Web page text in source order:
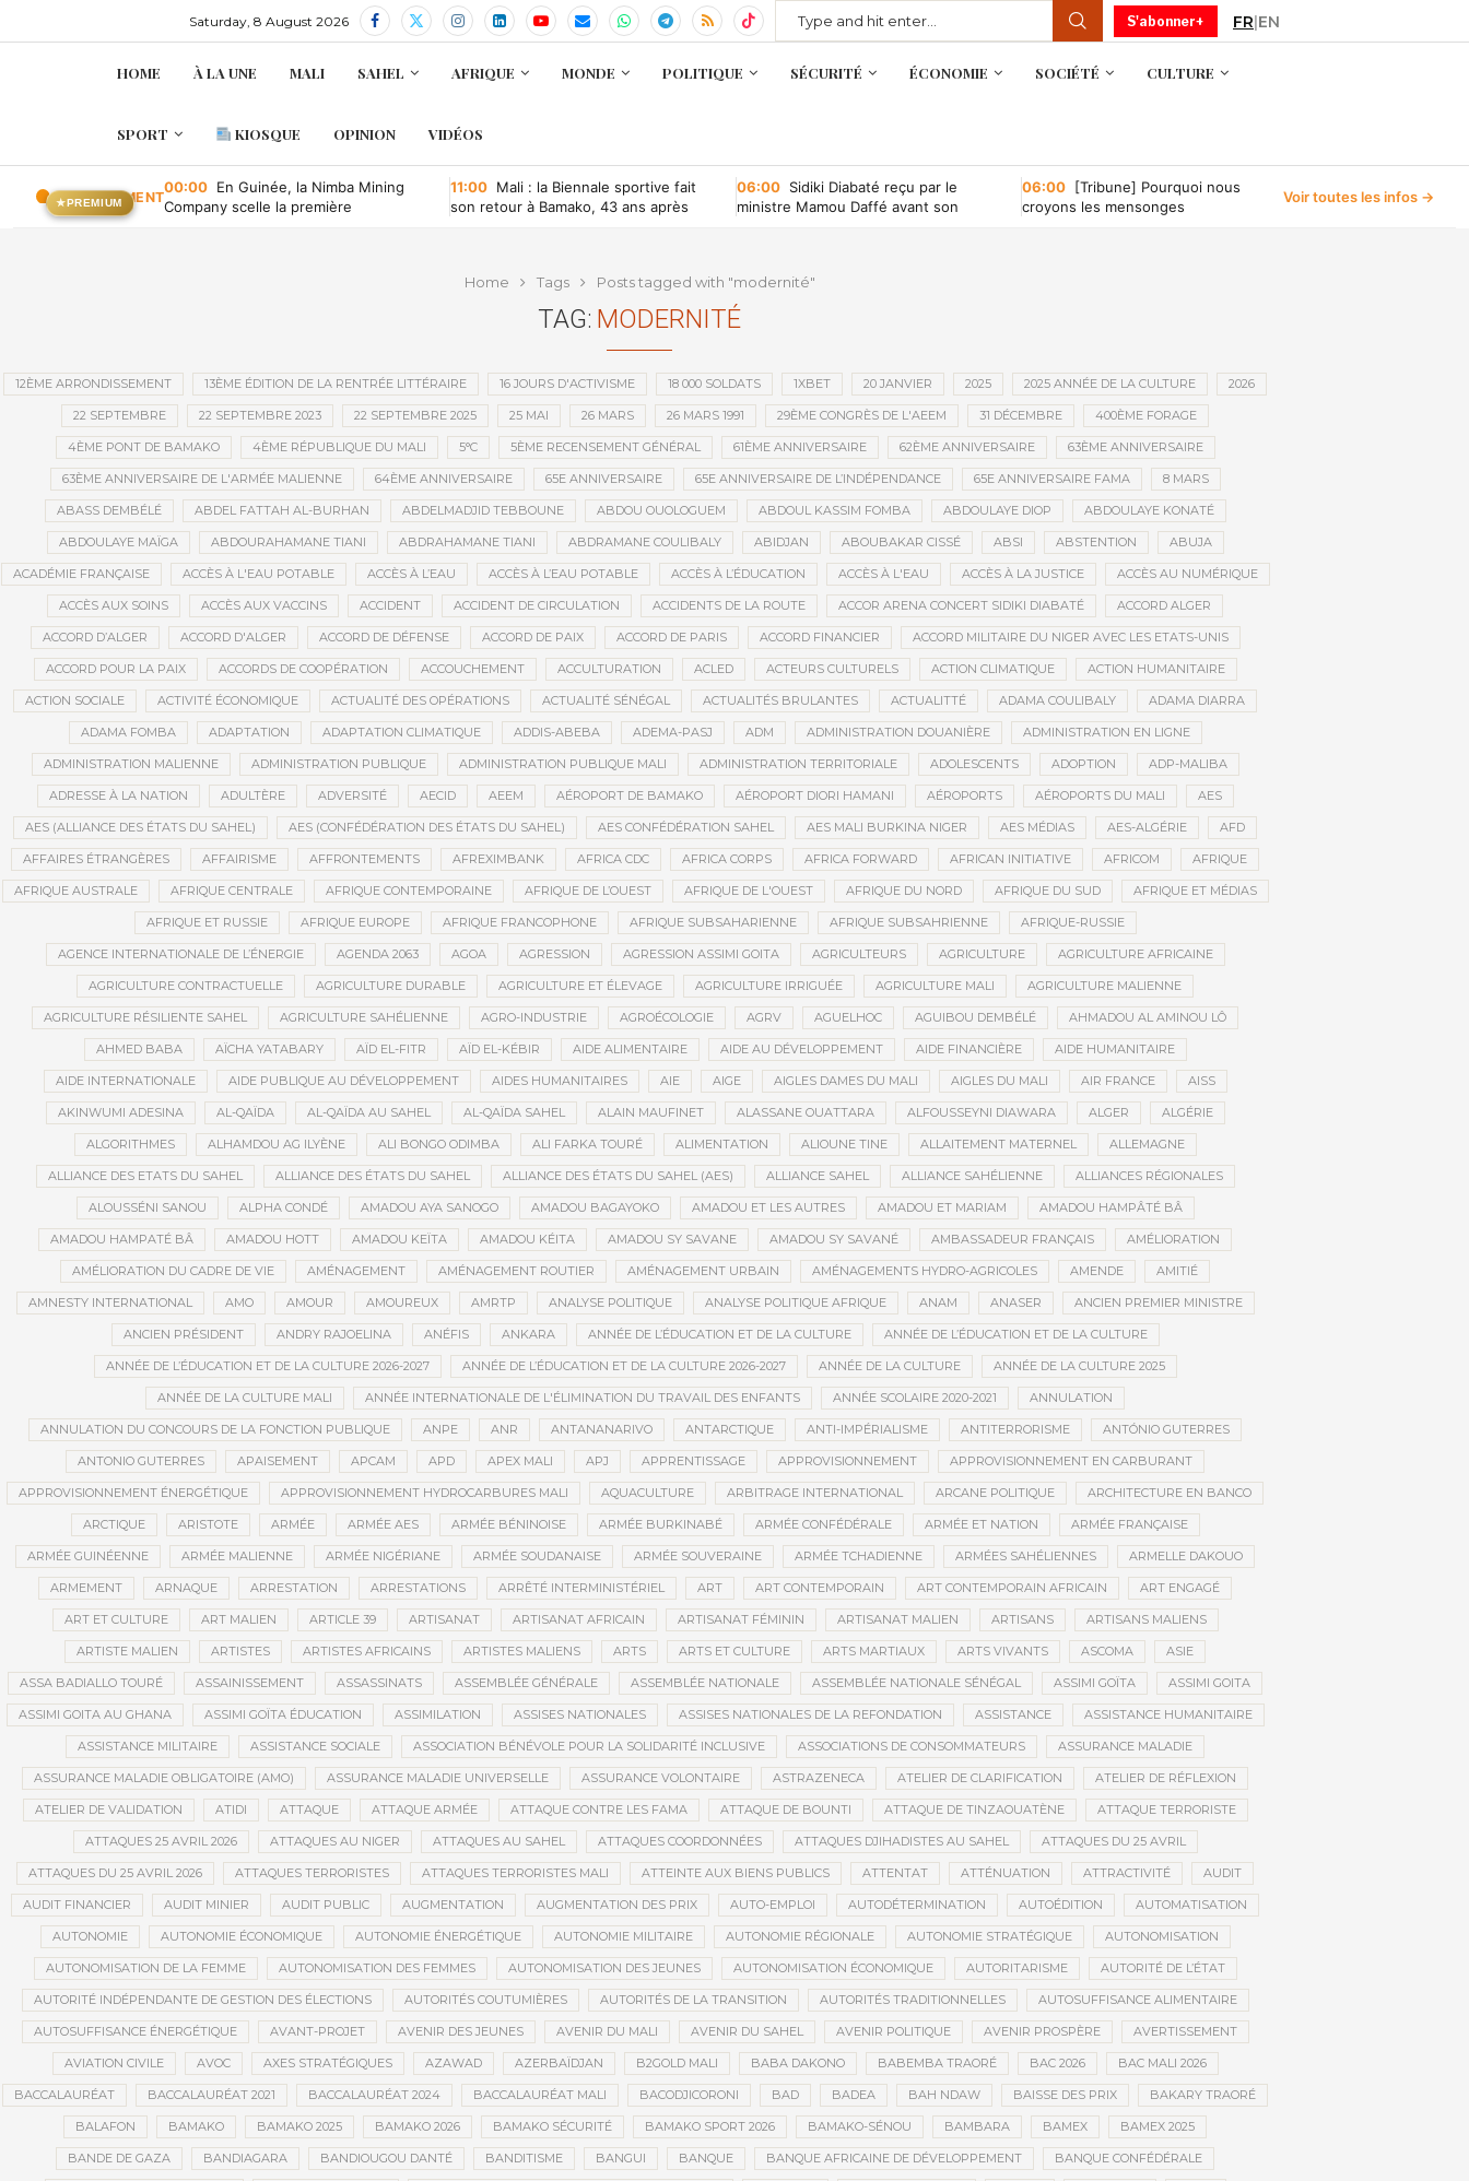
Saturday, 8 August 2026 S'abonner+ FR|EN
HOME À LA UNE MALI SAHEL AFRIQUE MONDE POLITIQUE SÉCURITÉ ÉCONOMIE SOCIÉTÉ CULTURE
SPORT KIOSQUE OPINION VIDÉOS
EN CE MOMENT
★PREMIUM
00:00 En Guinée, la Nimba Mining
Company scelle la première
11:00 Mali : la Biennale sportive fait
son retour à Bamako, 43 ans après
06:00 Sidiki Diabaté reçu par le
ministre Mamou Daffé avant son
06:00 [Tribune] Pourquoi nous
croyons les mensonges
Voir toutes les infos →
Home Tags Posts tagged with "modernité"
TAG: MODERNITÉ
12ÈME ARRONDISSEMENT 13ÈME ÉDITION DE LA RENTRÉE LITTÉRAIRE 16 JOURS D'ACTIVISME 18 000 SOLDATS 1XBET 20 JANVIER 2025 2025 ANNÉE DE LA CULTURE 2026
22 SEPTEMBRE 22 SEPTEMBRE 2023 22 SEPTEMBRE 2025 25 MAI 26 MARS 26 MARS 1991 29ÈME CONGRÈS DE L'AEEM 31 DÉCEMBRE 400ÈME FORAGE
4ÈME PONT DE BAMAKO 4ÈME RÉPUBLIQUE DU MALI 5°C 5ÈME RECENSEMENT GÉNÉRAL 61ÈME ANNIVERSAIRE 62ÈME ANNIVERSAIRE 63ÈME ANNIVERSAIRE
63ÈME ANNIVERSAIRE DE L'ARMÉE MALIENNE 64ÈME ANNIVERSAIRE 65E ANNIVERSAIRE 65E ANNIVERSAIRE DE L’INDÉPENDANCE 65E ANNIVERSAIRE FAMA 8 MARS
ABASS DEMBÉLÉ ABDEL FATTAH AL-BURHAN ABDELMADJID TEBBOUNE ABDOU OUOLOGUEM ABDOUL KASSIM FOMBA ABDOULAYE DIOP ABDOULAYE KONATÉ
ABDOULAYE MAÏGA ABDOURAHAMANE TIANI ABDRAHAMANE TIANI ABDRAMANE COULIBALY ABIDJAN ABOUBAKAR CISSÉ ABSI ABSTENTION ABUJA
ACADÉMIE FRANÇAISE ACCÈS À L'EAU POTABLE ACCÈS À L’EAU ACCÈS À L’EAU POTABLE ACCÈS À L’ÉDUCATION ACCÈS À L'EAU ACCÈS À LA JUSTICE ACCÈS AU NUMÉRIQUE
ACCÈS AUX SOINS ACCÈS AUX VACCINS ACCIDENT ACCIDENT DE CIRCULATION ACCIDENTS DE LA ROUTE ACCOR ARENA CONCERT SIDIKI DIABATÉ ACCORD ALGER
ACCORD D’ALGER ACCORD D'ALGER ACCORD DE DÉFENSE ACCORD DE PAIX ACCORD DE PARIS ACCORD FINANCIER ACCORD MILITAIRE DU NIGER AVEC LES ETATS-UNIS
ACCORD POUR LA PAIX ACCORDS DE COOPÉRATION ACCOUCHEMENT ACCULTURATION ACLED ACTEURS CULTURELS ACTION CLIMATIQUE ACTION HUMANITAIRE
ACTION SOCIALE ACTIVITÉ ÉCONOMIQUE ACTUALITÉ DES OPÉRATIONS ACTUALITÉ SÉNÉGAL ACTUALITÉS BRULANTES ACTUALITTÉ ADAMA COULIBALY ADAMA DIARRA
ADAMA FOMBA ADAPTATION ADAPTATION CLIMATIQUE ADDIS-ABEBA ADEMA-PASJ ADM ADMINISTRATION DOUANIÈRE ADMINISTRATION EN LIGNE
ADMINISTRATION MALIENNE ADMINISTRATION PUBLIQUE ADMINISTRATION PUBLIQUE MALI ADMINISTRATION TERRITORIALE ADOLESCENTS ADOPTION ADP-MALIBA
ADRESSE À LA NATION ADULTÈRE ADVERSITÉ AECID AEEM AÉROPORT DE BAMAKO AÉROPORT DIORI HAMANI AÉROPORTS AÉROPORTS DU MALI AES
AES (ALLIANCE DES ÉTATS DU SAHEL) AES (CONFÉDÉRATION DES ÉTATS DU SAHEL) AES CONFÉDÉRATION SAHEL AES MALI BURKINA NIGER AES MÉDIAS AES-ALGÉRIE AFD
AFFAIRES ÉTRANGÈRES AFFAIRISME AFFRONTEMENTS AFREXIMBANK AFRICA CDC AFRICA CORPS AFRICA FORWARD AFRICAN INITIATIVE AFRICOM AFRIQUE
AFRIQUE AUSTRALE AFRIQUE CENTRALE AFRIQUE CONTEMPORAINE AFRIQUE DE L’OUEST AFRIQUE DE L'OUEST AFRIQUE DU NORD AFRIQUE DU SUD AFRIQUE ET MÉDIAS
AFRIQUE ET RUSSIE AFRIQUE EUROPE AFRIQUE FRANCOPHONE AFRIQUE SUBSAHARIENNE AFRIQUE SUBSAHRIENNE AFRIQUE-RUSSIE
AGENCE INTERNATIONALE DE L’ÉNERGIE AGENDA 2063 AGOA AGRESSION AGRESSION ASSIMI GOITA AGRICULTEURS AGRICULTURE AGRICULTURE AFRICAINE
AGRICULTURE CONTRACTUELLE AGRICULTURE DURABLE AGRICULTURE ET ÉLEVAGE AGRICULTURE IRRIGUÉE AGRICULTURE MALI AGRICULTURE MALIENNE
AGRICULTURE RÉSILIENTE SAHEL AGRICULTURE SAHÉLIENNE AGRO-INDUSTRIE AGROÉCOLOGIE AGRV AGUELHOC AGUIBOU DEMBÉLÉ AHMADOU AL AMINOU LÔ
AHMED BABA AÏCHA YATABARY AÏD EL-FITR AÏD EL-KÉBIR AIDE ALIMENTAIRE AIDE AU DÉVELOPPEMENT AIDE FINANCIÈRE AIDE HUMANITAIRE
AIDE INTERNATIONALE AIDE PUBLIQUE AU DÉVELOPPEMENT AIDES HUMANITAIRES AIE AIGE AIGLES DAMES DU MALI AIGLES DU MALI AIR FRANCE AISS
AKINWUMI ADESINA AL-QAÏDA AL-QAÏDA AU SAHEL AL-QAÏDA SAHEL ALAIN MAUFINET ALASSANE OUATTARA ALFOUSSEYNI DIAWARA ALGER ALGÉRIE
ALGORITHMES ALHAMDOU AG ILYÈNE ALI BONGO ODIMBA ALI FARKA TOURÉ ALIMENTATION ALIOUNE TINE ALLAITEMENT MATERNEL ALLEMAGNE
ALLIANCE DES ETATS DU SAHEL ALLIANCE DES ÉTATS DU SAHEL ALLIANCE DES ÉTATS DU SAHEL (AES) ALLIANCE SAHEL ALLIANCE SAHÉLIENNE ALLIANCES RÉGIONALES
ALOUSSÉNI SANOU ALPHA CONDÉ AMADOU AYA SANOGO AMADOU BAGAYOKO AMADOU ET LES AUTRES AMADOU ET MARIAM AMADOU HAMPÂTÉ BÂ
AMADOU HAMPATÉ BÂ AMADOU HOTT AMADOU KEÏTA AMADOU KÉITA AMADOU SY SAVANE AMADOU SY SAVANÉ AMBASSADEUR FRANÇAIS AMÉLIORATION
AMÉLIORATION DU CADRE DE VIE AMÉNAGEMENT AMÉNAGEMENT ROUTIER AMÉNAGEMENT URBAIN AMÉNAGEMENTS HYDRO-AGRICOLES AMENDE AMITIÉ
AMNESTY INTERNATIONAL AMO AMOUR AMOUREUX AMRTP ANALYSE POLITIQUE ANALYSE POLITIQUE AFRIQUE ANAM ANASER ANCIEN PREMIER MINISTRE
ANCIEN PRÉSIDENT ANDRY RAJOELINA ANÉFIS ANKARA ANNÉE DE L’ÉDUCATION ET DE LA CULTURE ANNÉE DE L’ÉDUCATION ET DE LA CULTURE
ANNÉE DE L’ÉDUCATION ET DE LA CULTURE 2026-2027 ANNÉE DE L’ÉDUCATION ET DE LA CULTURE 2026-2027 ANNÉE DE LA CULTURE ANNÉE DE LA CULTURE 2025
ANNÉE DE LA CULTURE MALI ANNÉE INTERNATIONALE DE L'ÉLIMINATION DU TRAVAIL DES ENFANTS ANNÉE SCOLAIRE 2020-2021 ANNULATION
ANNULATION DU CONCOURS DE LA FONCTION PUBLIQUE ANPE ANR ANTANANARIVO ANTARCTIQUE ANTI-IMPÉRIALISME ANTITERRORISME ANTÓNIO GUTERRES
ANTONIO GUTERRES APAISEMENT APCAM APD APEX MALI APJ APPRENTISSAGE APPROVISIONNEMENT APPROVISIONNEMENT EN CARBURANT
APPROVISIONNEMENT ÉNERGÉTIQUE APPROVISIONNEMENT HYDROCARBURES MALI AQUACULTURE ARBITRAGE INTERNATIONAL ARCANE POLITIQUE ARCHITECTURE EN BANCO
ARCTIQUE ARISTOTE ARMÉE ARMÉE AES ARMÉE BÉNINOISE ARMÉE BURKINABÉ ARMÉE CONFÉDÉRALE ARMÉE ET NATION ARMÉE FRANÇAISE
ARMÉE GUINÉENNE ARMÉE MALIENNE ARMÉE NIGÉRIANE ARMÉE SOUDANAISE ARMÉE SOUVERAINE ARMÉE TCHADIENNE ARMÉES SAHÉLIENNES ARMELLE DAKOUO
ARMEMENT ARNAQUE ARRESTATION ARRESTATIONS ARRÊTÉ INTERMINISTÉRIEL ART ART CONTEMPORAIN ART CONTEMPORAIN AFRICAIN ART ENGAGÉ
ART ET CULTURE ART MALIEN ARTICLE 39 ARTISANAT ARTISANAT AFRICAIN ARTISANAT FÉMININ ARTISANAT MALIEN ARTISANS ARTISANS MALIENS
ARTISTE MALIEN ARTISTES ARTISTES AFRICAINS ARTISTES MALIENS ARTS ARTS ET CULTURE ARTS MARTIAUX ARTS VIVANTS ASCOMA ASIE
ASSA BADIALLO TOURÉ ASSAINISSEMENT ASSASSINATS ASSEMBLÉE GÉNÉRALE ASSEMBLÉE NATIONALE ASSEMBLÉE NATIONALE SÉNÉGAL ASSIMI GOÏTA ASSIMI GOITA
ASSIMI GOITA AU GHANA ASSIMI GOÏTA ÉDUCATION ASSIMILATION ASSISES NATIONALES ASSISES NATIONALES DE LA REFONDATION ASSISTANCE ASSISTANCE HUMANITAIRE
ASSISTANCE MILITAIRE ASSISTANCE SOCIALE ASSOCIATION BÉNÉVOLE POUR LA SOLIDARITÉ INCLUSIVE ASSOCIATIONS DE CONSOMMATEURS ASSURANCE MALADIE
ASSURANCE MALADIE OBLIGATOIRE (AMO) ASSURANCE MALADIE UNIVERSELLE ASSURANCE VOLONTAIRE ASTRAZENECA ATELIER DE CLARIFICATION ATELIER DE RÉFLEXION
ATELIER DE VALIDATION ATIDI ATTAQUE ATTAQUE ARMÉE ATTAQUE CONTRE LES FAMA ATTAQUE DE BOUNTI ATTAQUE DE TINZAOUATÈNE ATTAQUE TERRORISTE
ATTAQUES 25 AVRIL 2026 ATTAQUES AU NIGER ATTAQUES AU SAHEL ATTAQUES COORDONNÉES ATTAQUES DJIHADISTES AU SAHEL ATTAQUES DU 25 AVRIL
ATTAQUES DU 25 AVRIL 2026 ATTAQUES TERRORISTES ATTAQUES TERRORISTES MALI ATTEINTE AUX BIENS PUBLICS ATTENTAT ATTÉNUATION ATTRACTIVITÉ AUDIT
AUDIT FINANCIER AUDIT MINIER AUDIT PUBLIC AUGMENTATION AUGMENTATION DES PRIX AUTO-EMPLOI AUTODÉTERMINATION AUTOÉDITION AUTOMATISATION
AUTONOMIE AUTONOMIE ÉCONOMIQUE AUTONOMIE ÉNERGÉTIQUE AUTONOMIE MILITAIRE AUTONOMIE RÉGIONALE AUTONOMIE STRATÉGIQUE AUTONOMISATION
AUTONOMISATION DE LA FEMME AUTONOMISATION DES FEMMES AUTONOMISATION DES JEUNES AUTONOMISATION ÉCONOMIQUE AUTORITARISME AUTORITÉ DE L’ÉTAT
AUTORITÉ INDÉPENDANTE DE GESTION DES ÉLECTIONS AUTORITÉS COUTUMIÈRES AUTORITÉS DE LA TRANSITION AUTORITÉS TRADITIONNELLES AUTOSUFFISANCE ALIMENTAIRE
AUTOSUFFISANCE ÉNERGÉTIQUE AVANT-PROJET AVENIR DES JEUNES AVENIR DU MALI AVENIR DU SAHEL AVENIR POLITIQUE AVENIR PROSPÈRE AVERTISSEMENT
AVIATION CIVILE AVOC AXES STRATÉGIQUES AZAWAD AZERBAÏDJAN B2GOLD MALI BABA DAKONO BABEMBA TRAORÉ BAC 2026 BAC MALI 2026
BACCALAURÉAT BACCALAURÉAT 2021 BACCALAURÉAT 2024 BACCALAURÉAT MALI BACODJICORONI BAD BADEA BAH NDAW BAISSE DES PRIX BAKARY TRAORÉ
BALAFON BAMAKO BAMAKO 2025 BAMAKO 2026 BAMAKO SÉCURITÉ BAMAKO SPORT 2026 BAMAKO-SÉNOU BAMBARA BAMEX BAMEX 2025
BANDE DE GAZA BANDIAGARA BANDIOUGOU DANTÉ BANDITISME BANGUI BANQUE BANQUE AFRICAINE DE DÉVELOPPEMENT BANQUE CONFÉDÉRALE